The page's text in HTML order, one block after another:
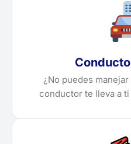
¿No puedes
conductor te lleva a